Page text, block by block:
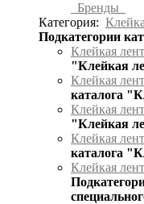
Бренды
Категория:
Подкатегории
Клейкая
"Клейкая
Клейкая
каталога
Клейкая
"Клейкая
Клейкая
каталога
Клейкая